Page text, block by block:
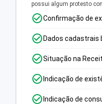
possui algum protesto
Confirmação de
Dados cadastrais
Situação na
Indicação de
Indicação de